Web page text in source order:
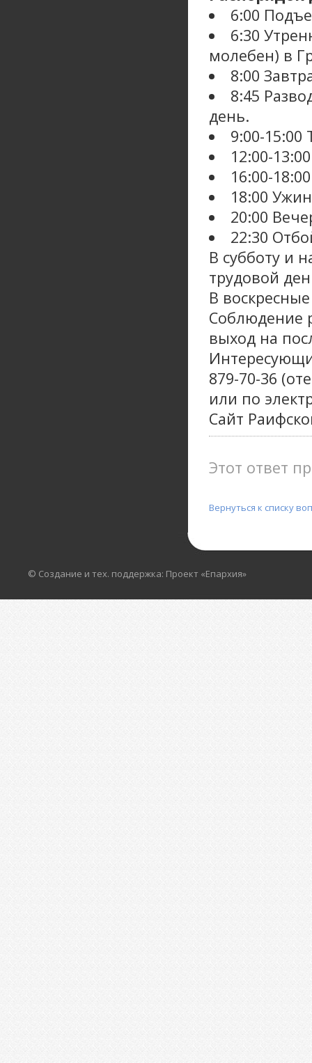
6:00
6:30
молебен) в
8:00
8:45
день.
9:00-
12:00-
16:00-
18:00
20:00
22:30
В субботу и
трудовой
В
Соблюдение
выход на
879-70-36
или по
Сайт
Этот ответ
Вернуться к списку
© Создание и тех. поддержка: Проект «Епархия»